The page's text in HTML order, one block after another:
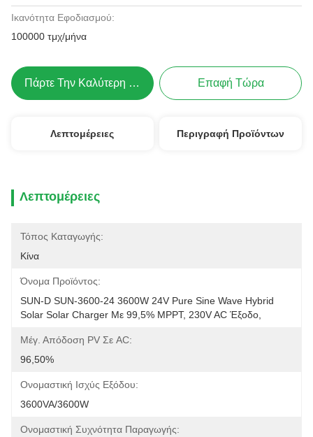
Ικανότητα Εφοδιασμού:
100000 τμχ/μήνα
Πάρτε Την Καλύτερη Τιμή Επαφή Τώρα
Λεπτομέρειες Περιγραφή Προϊόντων
Λεπτομέρειες
Τόπος Καταγωγής:
Κίνα
Όνομα Προϊόντος:
SUN-D SUN-3600-24 3600W 24V Pure Sine Wave Hybrid
Solar Solar Charger Με 99,5% MPPT, 230V AC Έξοδο,
Μέγ. Απόδοση PV Σε AC:
96,50%
Ονομαστική Ισχύς Εξόδου:
3600VA/3600W
Ονομαστική Συχνότητα Παραγωγής: